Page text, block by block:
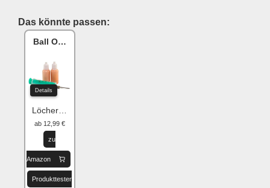
Das könnte passen:
Ball One Reparaturset
Details
Löcher flicken
ab 12,99 €
zu
Amazon
Produkttester